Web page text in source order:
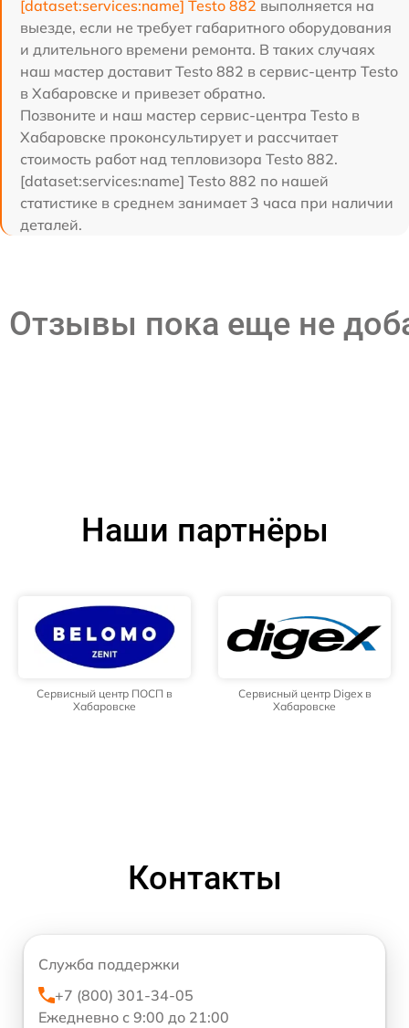
[dataset:services:name] Testo 882 выполняется на
выезде, если не требует габаритного оборудования
и длительного времени ремонта. В таких случаях
наш мастер доставит Testo 882 в сервис-центр Testo
в Хабаровске и привезет обратно.
Позвоните и наш мастер сервис-центра Testo в
Хабаровске проконсультирует и рассчитает
стоимость работ над тепловизора Testo 882.
[dataset:services:name] Testo 882 по нашей
статистике в среднем занимает 3 часа при наличии
деталей.
Отзывы пока еще не
Наши партнёры
Сервисный центр ПОСП в
Хабаровске
Сервисный центр Digex в
Хабаровске
Контакты
Служба поддержки
+7 (800) 301-34-05
Ежедневно с 9:00 до 21:00